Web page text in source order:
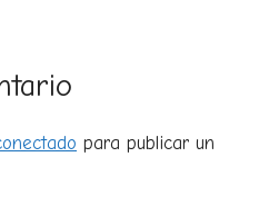
para publicar un